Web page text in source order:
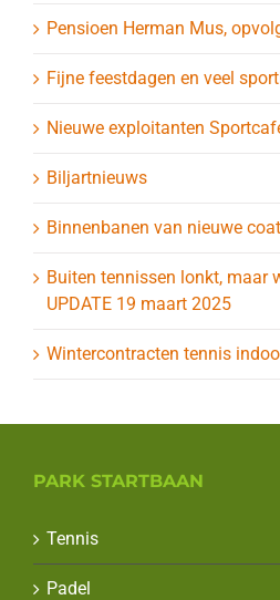
Pensioen Herman Mus,
Fijne feestdagen en veel
Nieuwe exploitanten
Biljartnieuws
Binnenbanen van nieuwe
Buiten tennissen lonkt, maar
UPDATE 19 maart 2025
Wintercontracten tennis
PARK STARTBAAN
Tennis
Padel